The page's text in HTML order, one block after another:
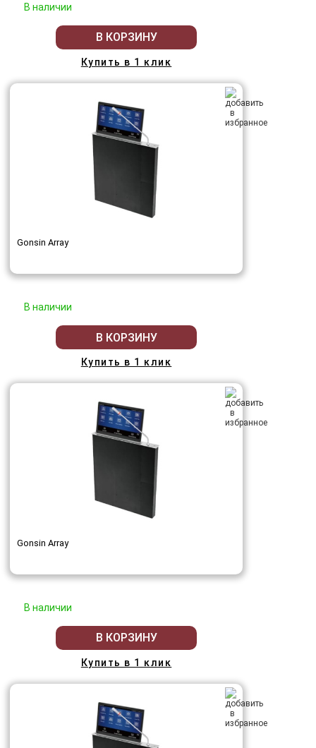
В наличии
В КОРЗИНУ
Купить в 1 клик
Gonsin Array
В наличии
В КОРЗИНУ
Купить в 1 клик
Gonsin Array
В наличии
В КОРЗИНУ
Купить в 1 клик